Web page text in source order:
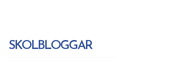
SKOLBLOGGAR